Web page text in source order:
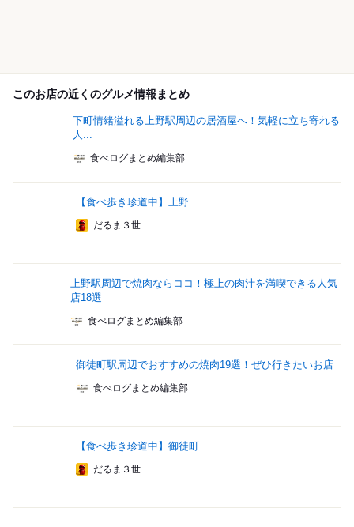
このお店の近くのグルメ情報まとめ
下町情緒溢れる上野駅周辺の居酒屋へ！気軽に立ち寄れる
人...
食べログまとめ編集部
【食べ歩き珍道中】上野
だるま３世
上野駅周辺で焼肉ならココ！極上の肉汁を満喫できる人気
店18選
食べログまとめ編集部
御徒町駅周辺でおすすめの焼肉19選！ぜひ行きたいお店
食べログまとめ編集部
【食べ歩き珍道中】御徒町
だるま３世